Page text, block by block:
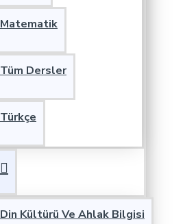
Matematik
Tüm Dersler
Türkçe
Din Kültürü Ve Ahlak Bilgisi